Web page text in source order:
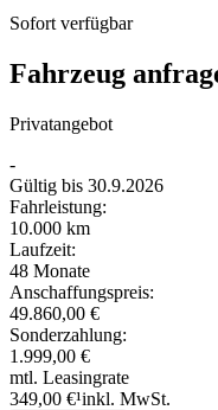
Sofort verfügbar
Fahrzeug
Privatangebot
-
Gültig bis 30.9.2026
Fahrleistung:
10.000 km
Laufzeit:
48 Monate
Anschaffungspreis:
49.860,00 €
Sonderzahlung:
1.999,00 €
mtl. Leasingrate
349,00 €¹inkl. MwSt.